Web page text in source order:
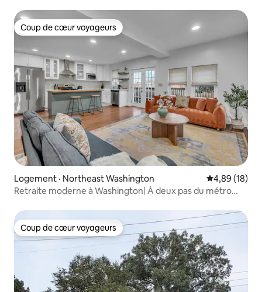
Coup de cœur voyageurs
Coup de cœur voyageurs
Logement · Northeast Washington Note
4,89 (18)
Retraite moderne à Washington| À deux pas du métro
Coup de cœur voyageurs
Coup de cœur voyageurs